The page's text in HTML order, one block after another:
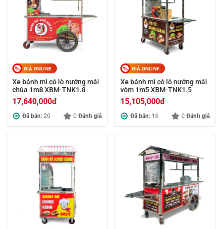
GIÁ ONLINE
Xe bánh mì có lò nướng mái
chùa 1m8 XBM-TNK1.8
17,640,000đ
Đã bán: 20 0 Đánh giá
GIÁ ONLINE
Xe bánh mì có lò nướng mái
vòm 1m5 XBM-TNK1.5
15,105,000đ
Đã bán: 16 0 Đánh giá